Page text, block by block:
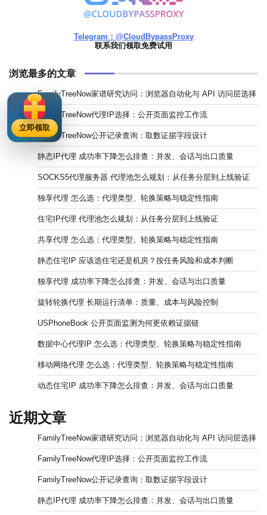
Telegram：@CloudBypassProxy
联系我们领取免费试用
浏览最多的文章
FamilyTreeNow家谱研究访问：浏览器自动化与 API 访问层选择
FamilyTreeNow代理IP选择：公开页面监控工作流
FamilyTreeNow公开记录查询：取数证据字段设计
静态IP代理 成功率下降怎么排查：并发、会话与出口质量
SOCKS5代理服务器 代理池怎么规划：从任务分层到上线验证
独享代理 怎么选：代理类型、轮换策略与稳定性指南
住宅IP代理 代理池怎么规划：从任务分层到上线验证
共享代理 怎么选：代理类型、轮换策略与稳定性指南
静态住宅IP 应该选住宅还是机房？按任务风险和成本判断
独享代理 成功率下降怎么排查：并发、会话与出口质量
旋转轮换代理 长期运行清单：质量、成本与风险控制
USPhoneBook 公开页面监测为何更依赖证据链
数据中心代理IP 怎么选：代理类型、轮换策略与稳定性指南
移动网络代理 怎么选：代理类型、轮换策略与稳定性指南
动态住宅IP 成功率下降怎么排查：并发、会话与出口质量
近期文章
FamilyTreeNow家谱研究访问：浏览器自动化与 API 访问层选择
FamilyTreeNow代理IP选择：公开页面监控工作流
FamilyTreeNow公开记录查询：取数证据字段设计
静态IP代理 成功率下降怎么排查：并发、会话与出口质量
立即领取